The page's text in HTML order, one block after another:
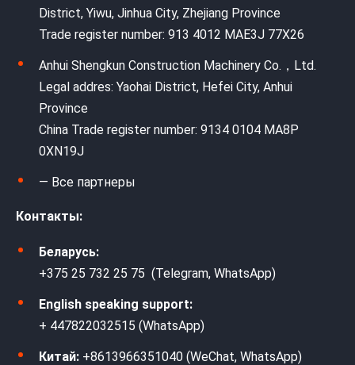
District, Yiwu, Jinhua City, Zhejiang Province
Trade register number: 913 4012 MAE3J 77X26
Anhui Shengkun Construction Machinery Co.，Ltd.
Legal addres: Yaohai District, Hefei City, Anhui
Province
China Trade register number: 9134 0104 MA8P
0XN19J
— Все партнеры
Контакты:
Беларусь:
+375 25 732 25 75 (Telegram, WhatsApp)
English speaking support:
+ 447822032515 (WhatsApp)
Китай: +8613966351040 (WeChat, WhatsApp)